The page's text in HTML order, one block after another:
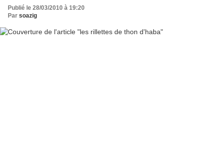
Publié le 28/03/2010 à 19:20
Par soazig